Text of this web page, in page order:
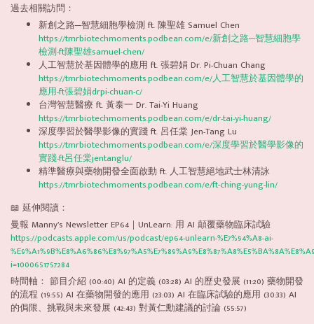
過去相關訪問：
新創之路─智慧細胞學檢測 ft. 陳聖雄 Samuel Chen
https://tmrbiotechmoments.podbean.com/e/新創之路─智慧細胞學
檢測-ft陳聖雄samuel-chen/
人工智慧於基因體學的應用 ft. 張碧娟 Dr. Pi-Chuan Chang
https://tmrbiotechmoments.podbean.com/e/人工智慧於基因體學的
應用-ft張碧娟drpi-chuan-c/
台灣智慧醫療 ft. 黃泰一 Dr. Tai-Yi Huang
https://tmrbiotechmoments.podbean.com/e/dr-tai-yi-huang/
深度學習於醫學影像的實踐 ft. 呂任棠 Jen-Tang Lu
https://tmrbiotechmoments.podbean.com/e/深度學習於醫學影像的
實踐-ft呂任棠jentanglu/
精準醫療與藥物開發全面啟動 ft. 人工智慧絕地武士林清詠
https://tmrbiotechmoments.podbean.com/e/ft-ching-yung-lin/
📖 延伸閱讀：
曼報 Manny’s Newsletter EP64｜UnLearn: 用 AI 顛覆藥物臨床試驗
https://podcasts.apple.com/us/podcast/ep64-unlearn-%E7%94%A8-ai-
i=1000651757284
時間軸： 節目介紹 (00:40) AI 的定義 (03:28) AI 的歷史發展 (11:20) 藥物開發
的流程 (19:55) AI 在藥物開發的應用 (23:03) AI 在臨床試驗的應用 (30:33) AI
的侷限、挑戰與未來發展 (42:43) 對黃仁勳建議的討論 (55:57)